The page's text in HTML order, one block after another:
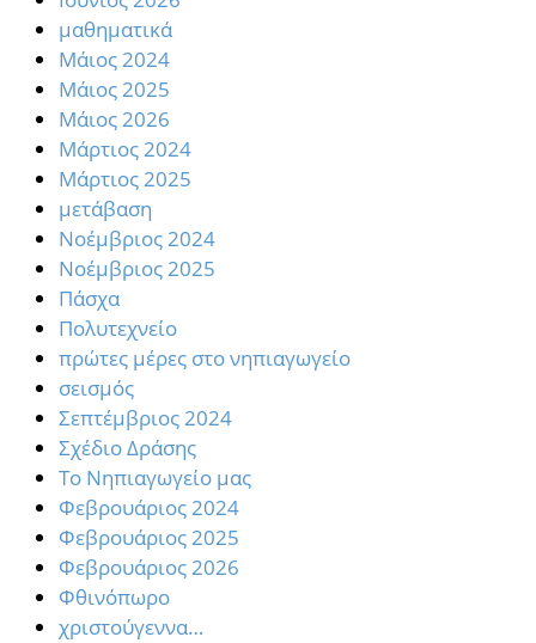
μαθηματικά
Μάιος 2024
Μάιος 2025
Μάιος 2026
Μάρτιος 2024
Μάρτιος 2025
μετάβαση
Νοέμβριος 2024
Νοέμβριος 2025
Πάσχα
Πολυτεχνείο
πρώτες μέρες στο νηπιαγωγείο
σεισμός
Σεπτέμβριος 2024
Σχέδιο Δράσης
Το Νηπιαγωγείο μας
Φεβρουάριος 2024
Φεβρουάριος 2025
Φεβρουάριος 2026
Φθινόπωρο
χριστούγεννα…